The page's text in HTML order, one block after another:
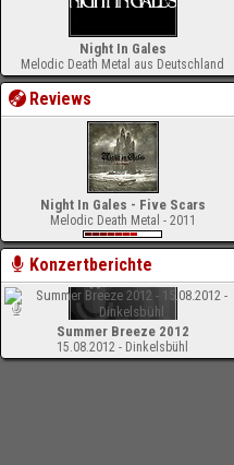
Night In Gales
Melodic Death Metal aus Deutschland
Reviews
Night In Gales - Five Scars
Melodic Death Metal - 2011
Konzertberichte
Summer Breeze 2012
15.08.2012 - Dinkelsbühl